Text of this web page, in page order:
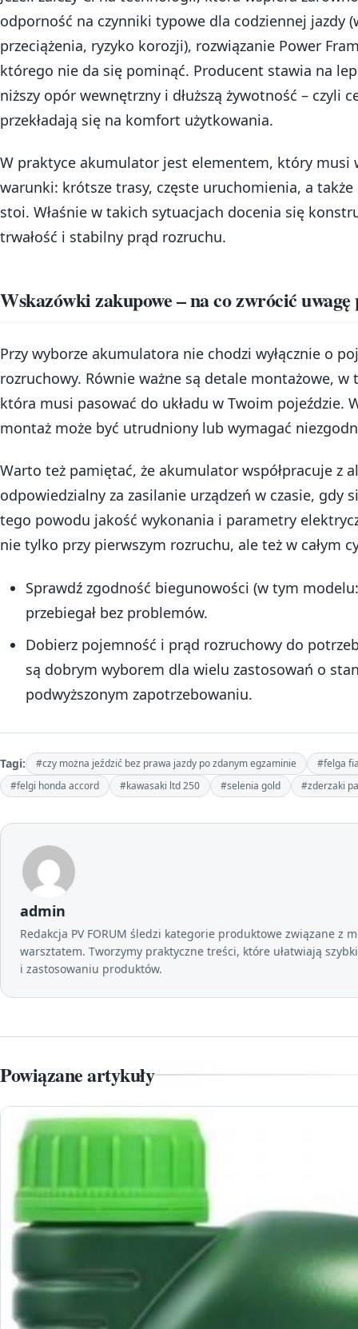
odporność na czynniki typowe dla codziennej jazdy
przeciążenia, ryzyko korozji), rozwiązanie Power
którego nie da się pominąć. Producent stawia na
niższy opór wewnętrzny i dłuższą żywotność – czyli
przekładają się na komfort użytkowania.
W praktyce akumulator jest elementem, który musi
warunki: krótsze trasy, częste uruchomienia, a
stoi. Właśnie w takich sytuacjach docenia się
trwałość i stabilny prąd rozruchu.
Wskazówki zakupowe – na co zwrócić
Przy wyborze akumulatora nie chodzi wyłącznie o
rozruchowy. Równie ważne są detale montażowe,
która musi pasować do układu w Twoim pojeździe.
montaż może być utrudniony lub wymagać
Warto też pamiętać, że akumulator współpracuje z
odpowiedzialny za zasilanie urządzeń w czasie, gdy
tego powodu jakość wykonania i parametry
nie tylko przy pierwszym rozruchu, ale też w całym
Sprawdź zgodność biegunowości (w tym
przebiegał bez problemów.
Dobierz pojemność i prąd rozruchowy do
są dobrym wyborem dla wielu zastosowań o
podwyższonym zapotrzebowaniu.
Tagi: #czy można jeździć bez prawa jazdy po zdanym egzaminie
#felga
#felgi honda accord
#kawasaki ltd 250 #selenia gold #zderzaki
admin
Redakcja PV FORUM śledzi kategorie produktowe związane z
warsztatem. Tworzymy praktyczne treści, które ułatwiają
i zastosowaniu produktów.
Powiązane artykuły